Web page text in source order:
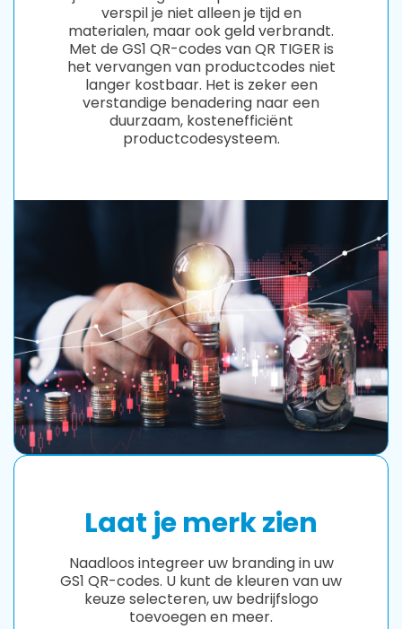
verspil je niet alleen je tijd en
materialen, maar ook geld verbrandt.
Met de GS1 QR-codes van QR TIGER is
het vervangen van productcodes niet
langer kostbaar. Het is zeker een
verstandige benadering naar een
duurzaam, kostenefficiënt
productcodesysteem.
Laat je merk zien
Naadloos integreer uw branding in uw
GS1 QR-codes. U kunt de kleuren van uw
keuze selecteren, uw bedrijfslogo
toevoegen en meer.